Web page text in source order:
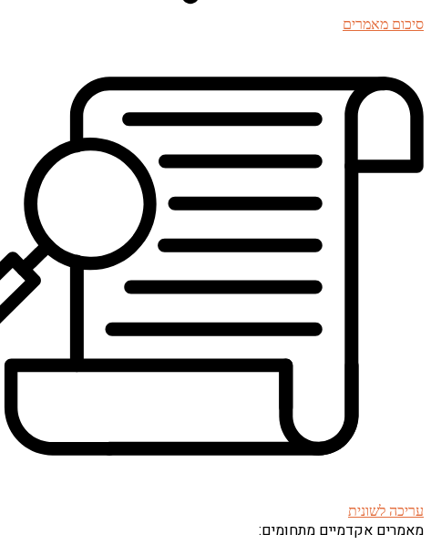
סיכום מאמרים
עריכה לשונית
מאמרים אקדמיים מתחומים: